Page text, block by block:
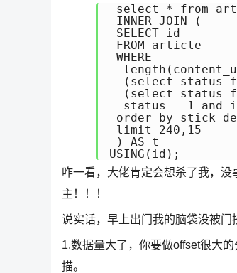
select * from
INNER JOIN (
SELECT id
FROM article
WHERE
(select status
(select status
status = 1 and
order by stick
limit 240,15
) AS t
USING(id);
咋一看，大佬肯定会想杀了我，
主！！！
说实话，早上出门我的脑袋没被门
1.数据量大了，你要做offset很大
描。